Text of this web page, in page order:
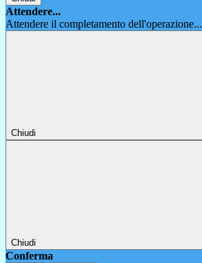
Attendere...
Attendere il completamento dell'operazione...
Chiudi
Chiudi
Conferma